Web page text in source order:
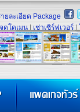
ยละเอียด Package
จดโดเมน เช่าเซิร์ฟเวอร์